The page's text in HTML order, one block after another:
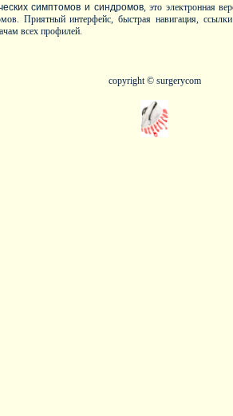
симптомов и синдромов,это электронная
Приятный интерфейс, быстрая навигация,
всех профилей.
copyright© surgerycom